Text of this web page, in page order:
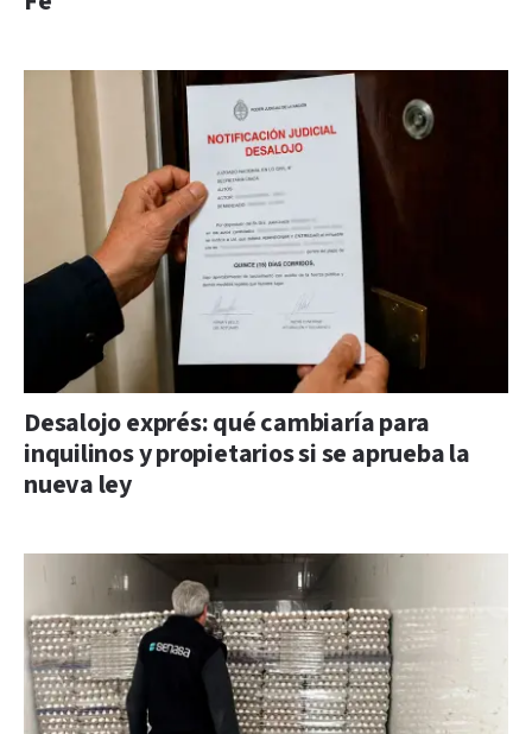
Desalojo exprés: qué cambiaría para
inquilinos y propietarios si se aprueba la
nueva ley